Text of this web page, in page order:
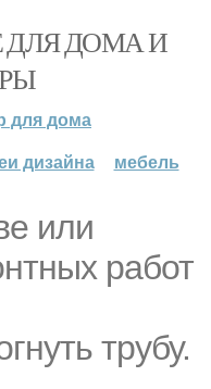
ДЛЯ ДОМА И
для дома
дизайна мебель
или
работ
трубу.